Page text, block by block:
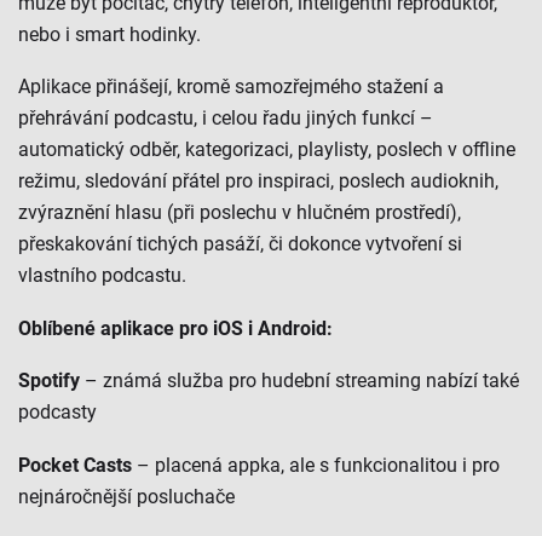
nebo i smart hodinky.
Aplikace přinášejí, kromě samozřejmého stažení a
přehrávání podcastu, i celou řadu jiných funkcí –
automatický odběr, kategorizaci, playlisty, poslech v offline
režimu, sledování přátel pro inspiraci, poslech audioknih,
zvýraznění hlasu (při poslechu v hlučném prostředí),
přeskakování tichých pasáží, či dokonce vytvoření si
vlastního podcastu.
Oblíbené aplikace pro iOS i Android:
Spotify – známá služba pro hudební streaming nabízí také
podcasty
Pocket Casts – placená appka, ale s funkcionalitou i pro
nejnáročnější posluchače